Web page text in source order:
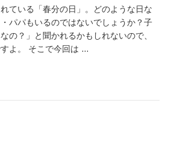
ている「春分の日」。どのような日な
パパもいるのではないでしょうか？子
の？」と聞かれるかもしれないので、
よ。 そこで今回は …